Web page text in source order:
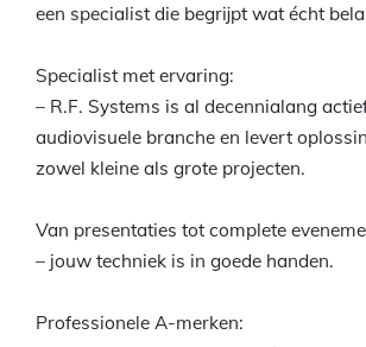
een specialist die begrijpt wat écht
Specialist met ervaring:
– R.F. Systems is al decennialang
audiovisuele branche en levert
zowel kleine als grote projecten.
Van presentaties tot complete
– jouw techniek is in goede handen.
Professionele A-merken: